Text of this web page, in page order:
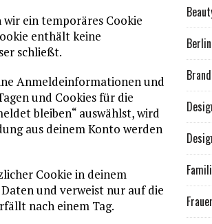
ein temporäres Cookie
enthält keine
schließt.
Anmeldeinformationen und
und Cookies für die
bleiben“ auswählst, wird
aus deinem Konto werden
Cookie in deinem
und verweist nur auf die
nach einem Tag.
Berlin